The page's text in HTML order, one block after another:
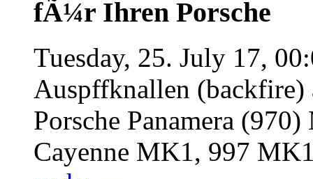
fÃ¼r Ihren Porsche
Tuesday, 25. July 17,
Auspffknallen
Porsche Panamera
Cayenne MK1, 997